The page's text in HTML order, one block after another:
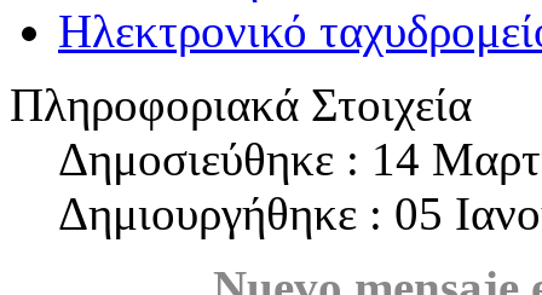
Ηλεκτρονικό
Πληροφοριακά Στοιχεία
Δημοσιεύθηκε : 14
Δημιουργήθηκε : 05